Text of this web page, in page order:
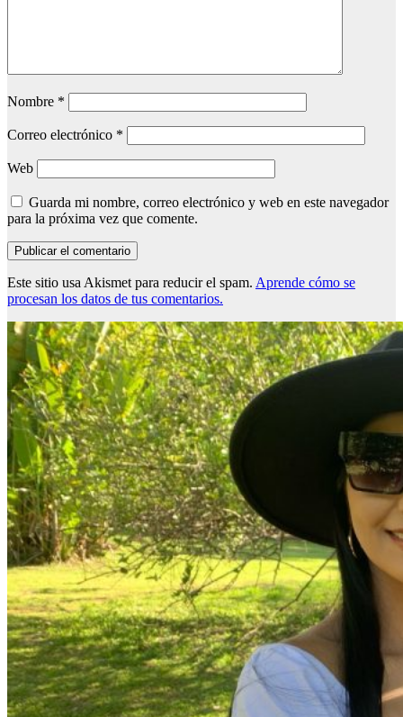
Nombre *
Correo electrónico *
Web
Guarda mi nombre, correo electrónico y web en este navegador
para la próxima vez que comente.
Este sitio usa Akismet para reducir el spam. Aprende cómo se
procesan los datos de tus comentarios.